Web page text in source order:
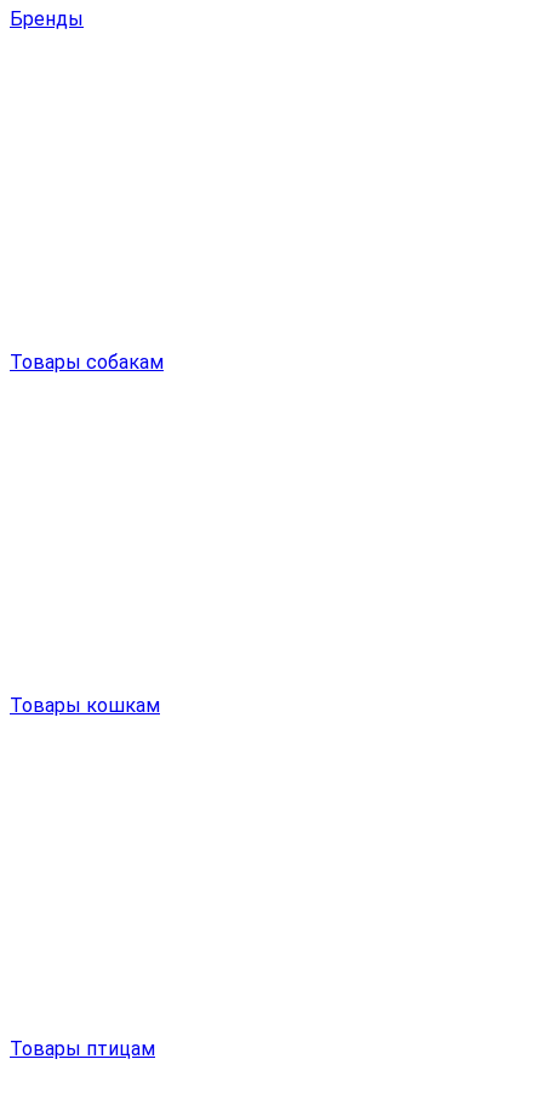
Бренды
Товары собакам
Товары кошкам
Товары птицам